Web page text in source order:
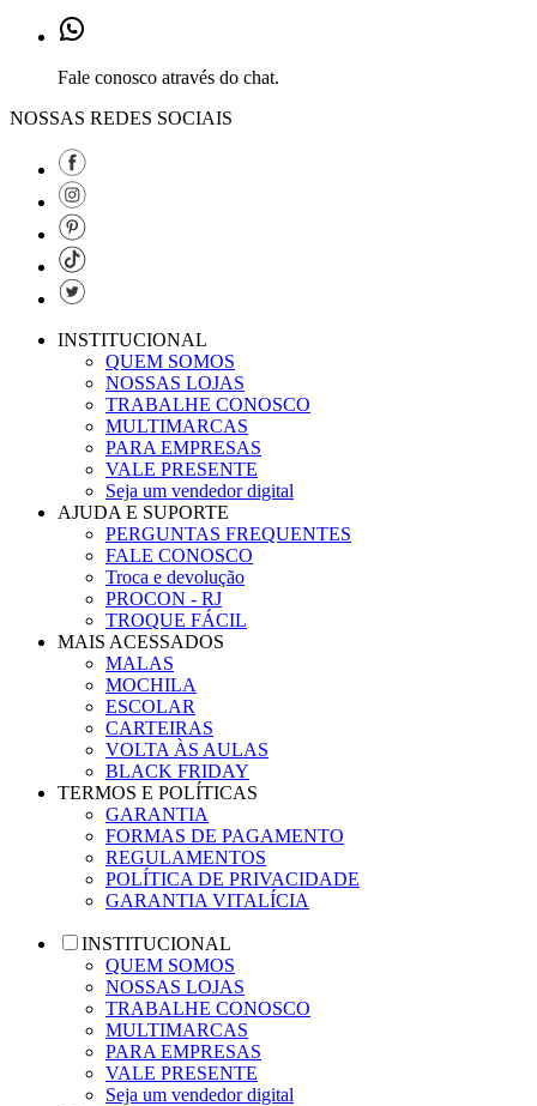
Fale conosco através do chat.
NOSSAS REDES SOCIAIS
INSTITUCIONAL
QUEM SOMOS
NOSSAS LOJAS
TRABALHE CONOSCO
MULTIMARCAS
PARA EMPRESAS
VALE PRESENTE
Seja um vendedor digital
AJUDA E SUPORTE
PERGUNTAS FREQUENTES
FALE CONOSCO
Troca e devolução
PROCON - RJ
TROQUE FÁCIL
MAIS ACESSADOS
MALAS
MOCHILA
ESCOLAR
CARTEIRAS
VOLTA ÀS AULAS
BLACK FRIDAY
TERMOS E POLÍTICAS
GARANTIA
FORMAS DE PAGAMENTO
REGULAMENTOS
POLÍTICA DE PRIVACIDADE
GARANTIA VITALÍCIA
INSTITUCIONAL
QUEM SOMOS
NOSSAS LOJAS
TRABALHE CONOSCO
MULTIMARCAS
PARA EMPRESAS
VALE PRESENTE
Seja um vendedor digital